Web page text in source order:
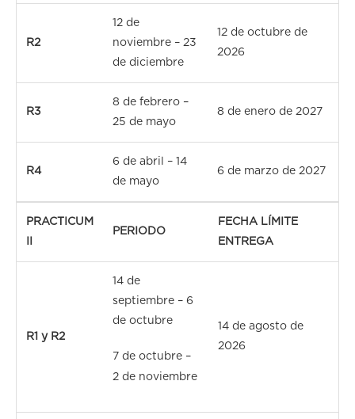
R2
12 de
noviembre – 23
de diciembre
12 de octubre de
2026
R3
8 de febrero –
25 de mayo
8 de enero de 2027
R4
6 de abril – 14
de mayo
6 de marzo de 2027
PRACTICUM
PERIODO
FECHA LÍMITE
ENTREGA
R1 y R2
14 de
septiembre – 6
de octubre
7 de octubre –
2 de noviembre
14 de agosto de
2026